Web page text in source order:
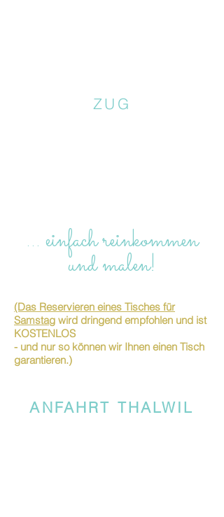
ZUG
… einfach reinkommen
und malen!
(Das Reservieren eines Tisches für
Samstag wird dringend empfohlen und ist
KOSTENLOS
- und nur so können wir Ihnen einen Tisch
garantieren.)
ANFAHRT THALWIL